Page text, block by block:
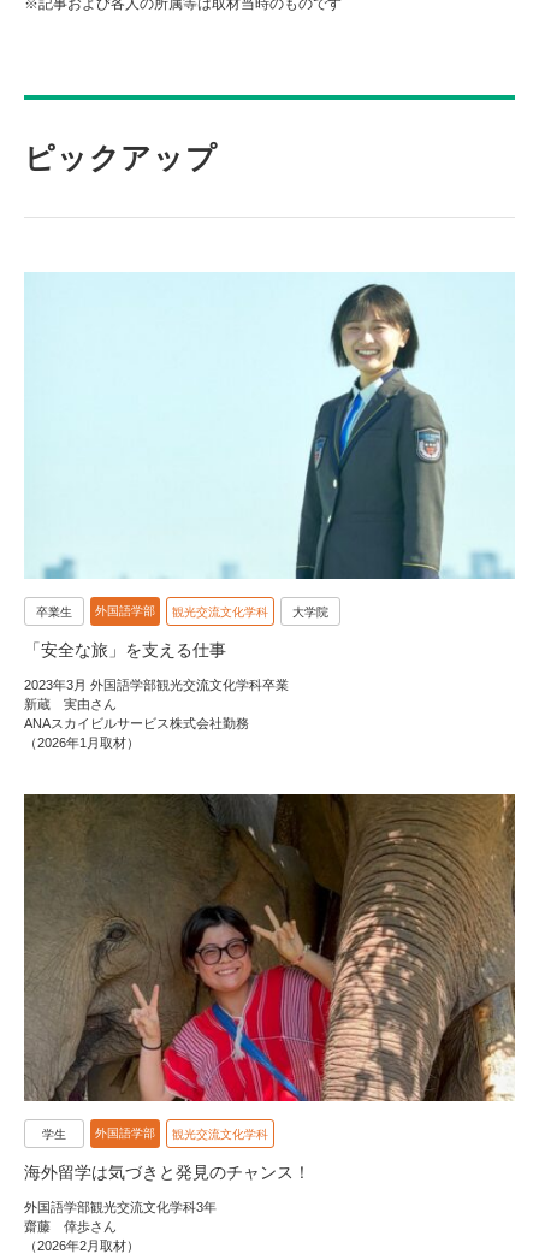
※記事および各人の所属等は取材当時のものです
ピックアップ
卒業生 外国語学部 観光交流文化学科 大学院
「安全な旅」を支える仕事
2023年3月 外国語学部観光交流文化学科卒業
新蔵 実由さん
ANAスカイビルサービス株式会社勤務
（2026年1月取材）
学生 外国語学部 観光交流文化学科
海外留学は気づきと発見のチャンス！
外国語学部観光交流文化学科3年
齋藤 倖歩さん
（2026年2月取材）